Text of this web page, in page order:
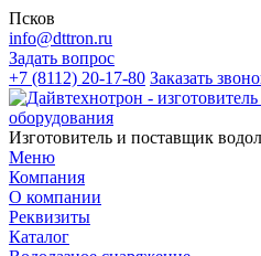
Псков
info@dttron.ru
Задать вопрос
+7 (8112) 20-17-80 Заказать
Изготовитель и поставщик
Меню
Компания
О компании
Реквизиты
Каталог